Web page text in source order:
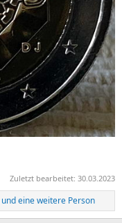
Zuletzt bearbeitet: 30.03.2023
und eine weitere Person